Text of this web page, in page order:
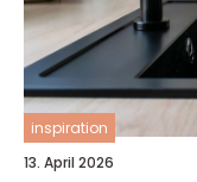
inspiration
13. April 2026